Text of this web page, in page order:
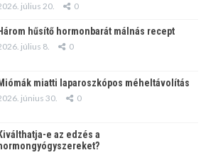
július 20. 0
Három hűsítő hormonbarát málnás recept
július 8. 0
Miómák miatti laparoszkópos méheltávolítás
június 30. 0
Kiválthatja-e az edzés a
hormongyógyszereket?